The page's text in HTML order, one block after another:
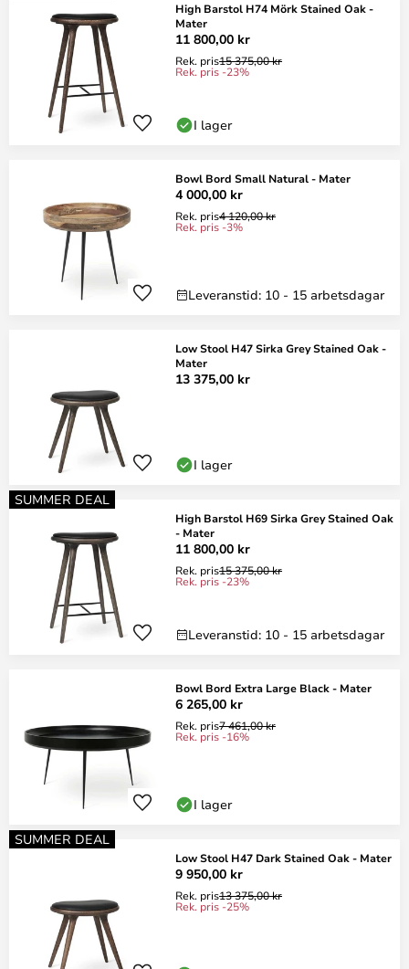
High Barstol H74 Mörk Stained Oak -
Mater
11 800,00 kr
Rek. pris15 375,00 kr
Rek. pris -23%
I lager
Bowl Bord Small Natural - Mater
4 000,00 kr
Rek. pris4 120,00 kr
Rek. pris -3%
Leveranstid: 10 - 15 arbetsdagar
Low Stool H47 Sirka Grey Stained Oak -
Mater
13 375,00 kr
I lager
SUMMER DEAL
High Barstol H69 Sirka Grey Stained Oak
- Mater
11 800,00 kr
Rek. pris15 375,00 kr
Rek. pris -23%
Leveranstid: 10 - 15 arbetsdagar
Bowl Bord Extra Large Black - Mater
6 265,00 kr
Rek. pris7 461,00 kr
Rek. pris -16%
I lager
SUMMER DEAL
Low Stool H47 Dark Stained Oak - Mater
9 950,00 kr
Rek. pris13 375,00 kr
Rek. pris -25%